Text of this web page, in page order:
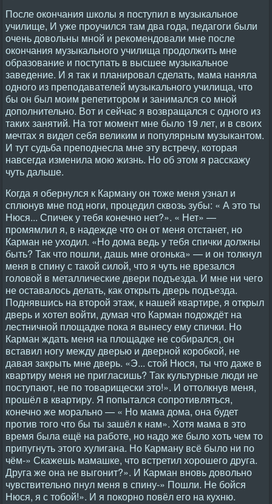
После окончания школы я поступил в музыкальное
училище, И уже проучился там два года, педагоги были
очень довольны мной и рекомендовали мне после
окончания музыкального училища продолжить мне
образование и поступать в высшее музыкальное
заведение. И я так и планировал сделать, мама наняла
одного из преподавателей музыкального училища, что
бы он был моим репетитором и занимался со мной
дополнительно. Вот и сейчас я возвращался с одного из
таких занятий. На тот момент мне было 19 лет, и в своих
мечтах я видел себя великим и популярным музыкантом.
И тут судьба преподнесла мне эту встречу, которая
навсегда изменила мою жизнь. Но об этом я расскажу
чуть дальше.
Когда я обернулся к Карману он тоже меня узнал и
сплюнув мне под ноги, процедил сквозь зубы: « А это ты
Нюся... Спичек у тебя конечно нет?». « Нет» —
промямлил я, в надежде что он от меня отстанет, но
Карман не уходил. «Но дома ведь у тебя спички должны
быть? Так что пошли, дашь мне огонька» — и он толкнул
меня в спину с такой силой, что я чуть не врезался
головой в металлические двери подъезда. И мне ни чего
не оставалось делать, как открыть дверь подъезда.
Поднявшись на второй этаж, к нашей квартире, я открыл
дверь и хотел войти, думая что Карман подождёт на
лестничной площадке пока я вынесу ему спички. Но
Карман ждать меня на площадке не собирался, он
вставил ногу между дверью и дверной коробкой, не
давая закрыть мне дверь. «Э... стой Нюся, ты что даже в
квартиру меня не пригласишь? Так культурные люди не
поступают, не по товарищески это!». И оттолкнув меня,
прошёл в квартиру. Я попытался сопротивляться,
конечно же морально — « Но мама дома, она будет
против того что бы ты зашёл к нам». Хотя мама в это
время была ещё на работе, но надо же было хоть чем то
припугнуть этого хулигана. Но Карману всё было ни по
чём-» Скажешь мамашке, что встретил хорошего друга.
Друга же она не выгонит?». И Карман вновь довольно
чувствительно пнул меня в спину-» Пошли. Не бойся
Нюся, я с тобой!». И я покорно повёл его на кухню.